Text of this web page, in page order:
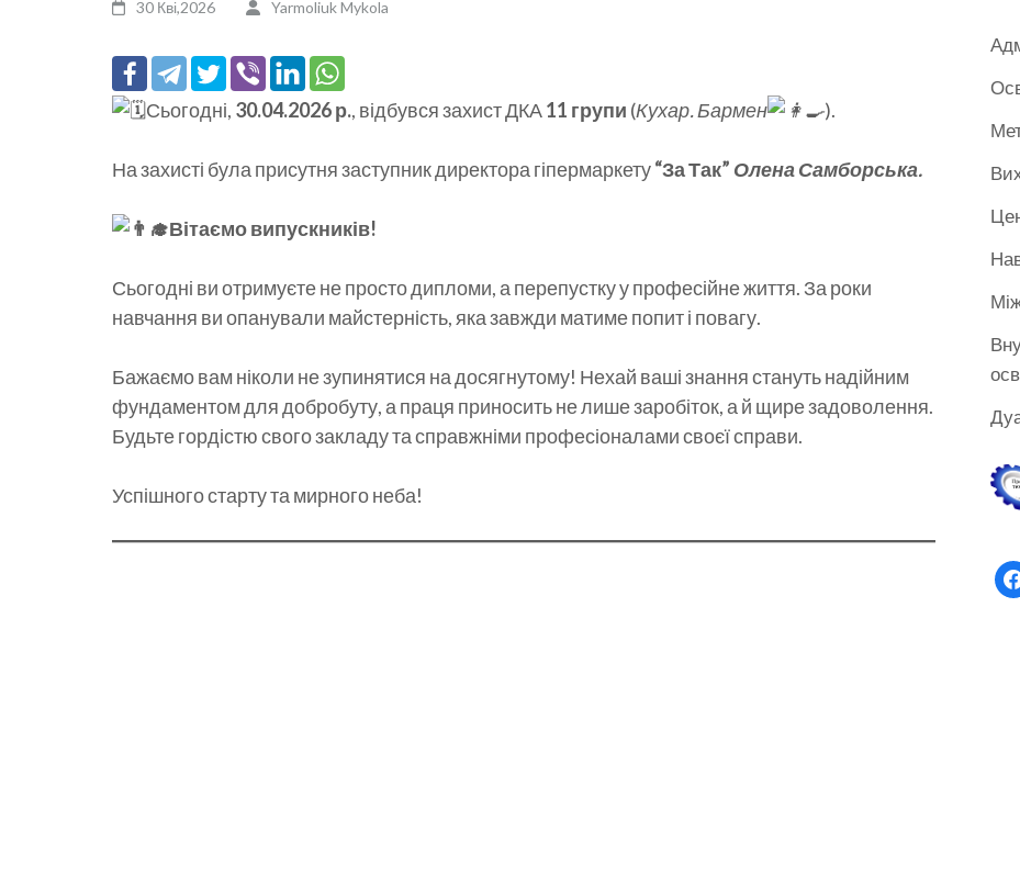
30 Кві,2026 Yarmoliuk Mykola
Сьогодні, 30.04.2026 р., відбувся захист ДКА11 групи (Кухар. Бармен ).
На захисті була присутня заступник директора гіпермаркету“За Так” Олена Самборська.
Вітаємо випускників!
Сьогодні ви отримуєте не просто дипломи, а перепустку у професійне життя. За роки
навчання ви опанували майстерність, яка завжди матиме попит і повагу.
Бажаємо вам ніколи не зупинятися на досягнутому! Нехай ваші знання стануть надійним
фундаментом для добробуту, а праця приносить не лише заробіток, а й щире задоволення.
Будьте гордістю свого закладу та справжніми професіоналами своєї справи.
Успішного старту та мирного неба!